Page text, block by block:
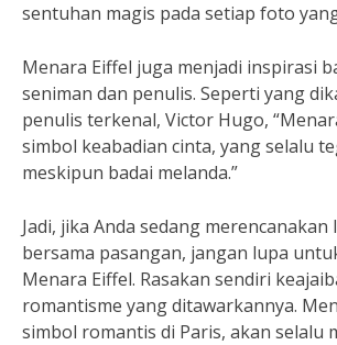
sentuhan magis pada setiap foto
Menara Eiffel juga menjadi inspirasi
seniman dan penulis. Seperti yang
penulis terkenal, Victor Hugo,
simbol keabadian cinta, yang selalu
meskipun badai melanda.”
Jadi, jika Anda sedang
bersama pasangan, jangan lupa
Menara Eiffel. Rasakan sendiri
romantisme yang ditawarkannya.
simbol romantis di Paris, akan selalu